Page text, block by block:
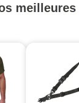
meilleures